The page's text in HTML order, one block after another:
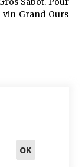
vin Grand Ours